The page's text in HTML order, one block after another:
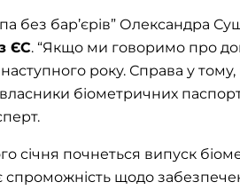
без бар’єрів” Олександра
ЄС. “Якщо ми говоримо про
року. Справа у
біометричних
січня почнеться випуск
спроможність щодо